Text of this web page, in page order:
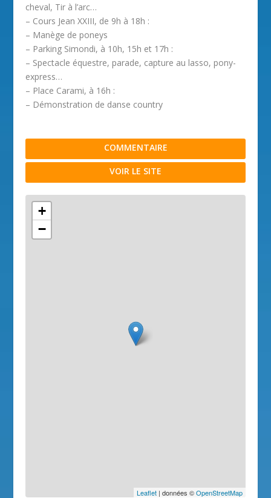
cheval, Tir à l’arc…
– Cours Jean XXIII, de 9h à 18h :
– Manège de poneys
– Parking Simondi, à 10h, 15h et 17h :
– Spectacle équestre, parade, capture au lasso, pony-
express…
– Place Carami, à 16h :
– Démonstration de danse country
COMMENTAIRE
VOIR LE SITE
+
−
Leaflet| données ©OpenStreetMap